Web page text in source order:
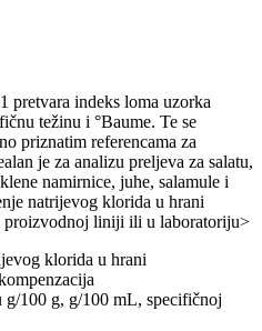
pretvara indeks loma uzorka
težinu i °Baume. Te se
priznatim referencama za
je za analizu preljeva za salatu,
namirnice, juhe, salamule i
natrijevog klorida u hrani
proizvodnoj liniji ili u laboratoriju>
klorida u hrani
100 g, g/100 mL, specifičnoj